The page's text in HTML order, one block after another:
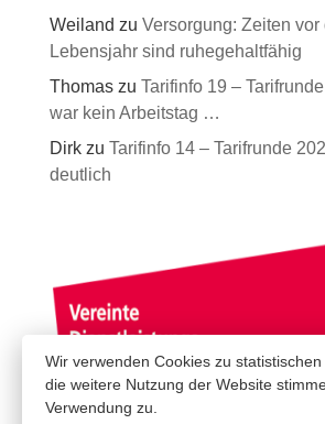
Weiland zu Versorgung: Zeiten vor
Lebensjahr sind ruhegehaltfähig
Thomaszu Tarifinfo 19 –
war kein Arbeitstag …
Dirkzu Tarifinfo 14 – Tarifrunde
deutlich
Wir verwenden Cookies zu
die weitere Nutzung der Website
Verwendung zu.